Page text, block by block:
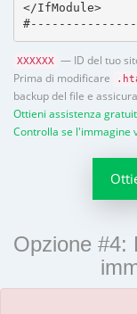
</IfModule>
XXXXXX
— ID del tuo
Prima di modificare
backup del file e
Ottieni assistenza
Controlla se l'immagine
Opzione #4: